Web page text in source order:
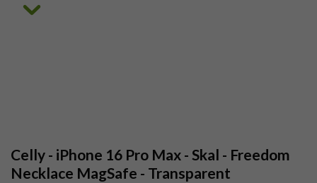
Celly - iPhone 16 Pro Max - Skal - Freedom
Necklace MagSafe - Transparent